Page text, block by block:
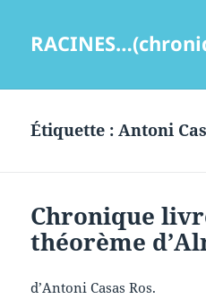
Étiquette :Antoni
Chronique
théorème
d’Antoni Casas Ros.